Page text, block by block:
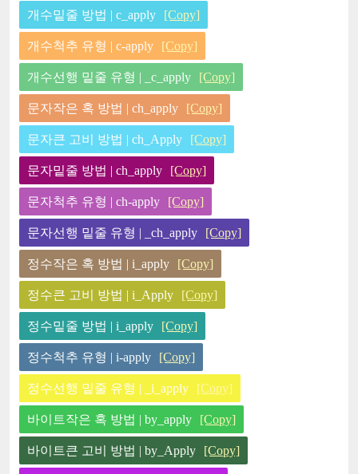
개수밑줄 방법 | c_apply [Copy]
개수척추 유형 | c-apply [Copy]
개수선행 밑줄 유형 | _c_apply [Copy]
문자작은 혹 방법 | ch_apply [Copy]
문자큰 고비 방법 | ch_Apply [Copy]
문자밑줄 방법 | ch_apply [Copy]
문자척추 유형 | ch-apply [Copy]
문자선행 밑줄 유형 | _ch_apply [Copy]
정수작은 혹 방법 | i_apply [Copy]
정수큰 고비 방법 | i_Apply [Copy]
정수밑줄 방법 | i_apply [Copy]
정수척추 유형 | i-apply [Copy]
정수선행 밑줄 유형 | _i_apply [Copy]
바이트작은 혹 방법 | by_apply [Copy]
바이트큰 고비 방법 | by_Apply [Copy]